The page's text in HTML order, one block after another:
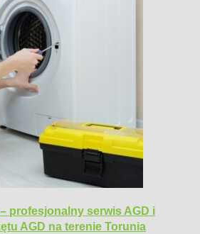
profesjonalny serwis AGD i
AGD na terenie Torunia